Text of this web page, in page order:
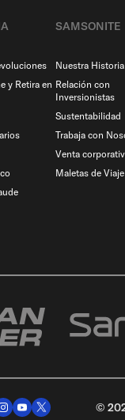
y Retira en
SAMSONITE
Nuestra Historia
Relación con
Inversionistas
Sustentabilidad
Trabaja con
Venta
Maletas de Viaje​
©